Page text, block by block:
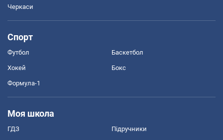
Черкаси
Спорт
Футбол Баскетбол
Хокей Бокс
Формула-1
Моя школа
ГДЗ Підручники